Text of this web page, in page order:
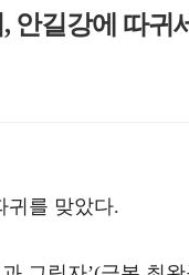
, 안길강에 따
귀를 맞았다.